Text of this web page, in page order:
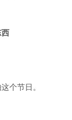
个节日。